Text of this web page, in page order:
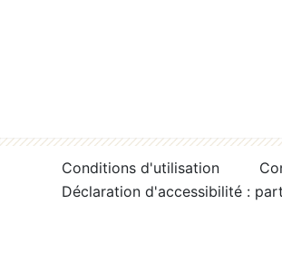
Conditions d'utilisation
Déclaration d'accessibilité :